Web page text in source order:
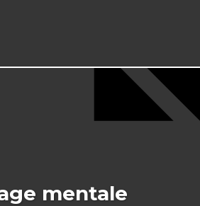
mentale